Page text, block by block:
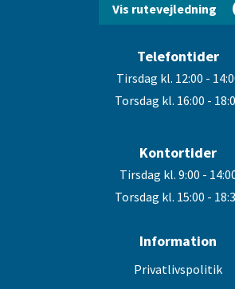
Vis rutevejledning
Telefontider
Tirsdag kl. 12:00 -
Torsdag kl. 16:00 -
Kontortider
Tirsdag kl. 9:00 -
Torsdag kl. 15:00 -
Information
Privatlivspolitik